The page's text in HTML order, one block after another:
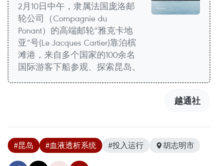
2月10日中午，隶属法国庞洛邮
轮公司（Compagnie du
Ponant）的高端邮轮“雅克卡地
亚”号(Le Jacques Cartier)靠泊槟
滩港，来自多个国家的100余名
国际游客下船参观、探索昆岛。
越通社
#昆岛 #血液透析系统 #投入运行 胡志明市